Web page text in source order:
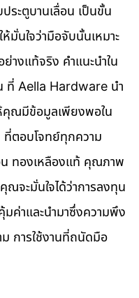
มั่นใจว่ามือจับนั้นเหมาะ
างแท้จริง คำแนะนำใน
ที่ Aella Hardware นำ
คุณมีข้อมูลเพียงพอใน
ที่ตอบโจทย์ทุกความ
ทองเหลืองแท้ คุณภาพ
จะมั่นใจได้ว่าการลงทุน
ค่าและนำมาซึ่งความพึง
การใช้งานที่ถนัดมือ